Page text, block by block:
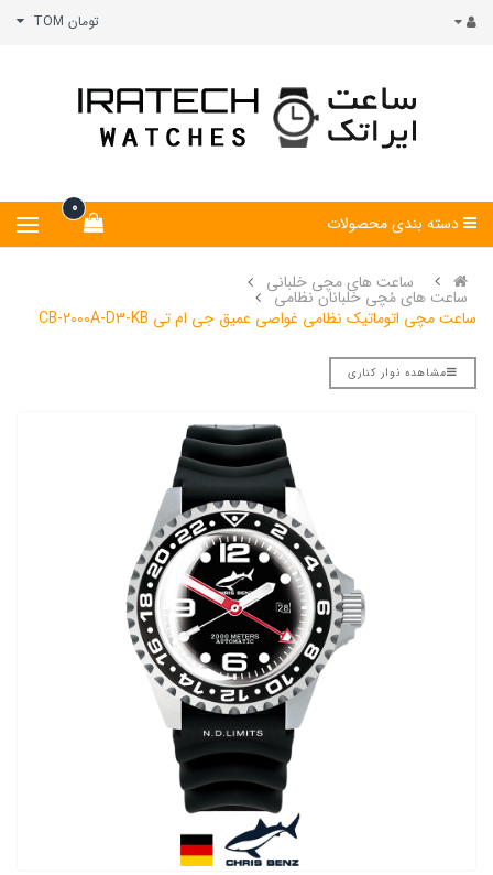
تومان TOM
0
دسته بندی محصولات
ساعت های مچی خلبانی
ساعت های مُچی خلبانان نظامی
ساعت مچی اتوماتیک نظامی غواصی عمیق جی ام تی CB-2000A-D3-KB
مشاهده نوار کناری